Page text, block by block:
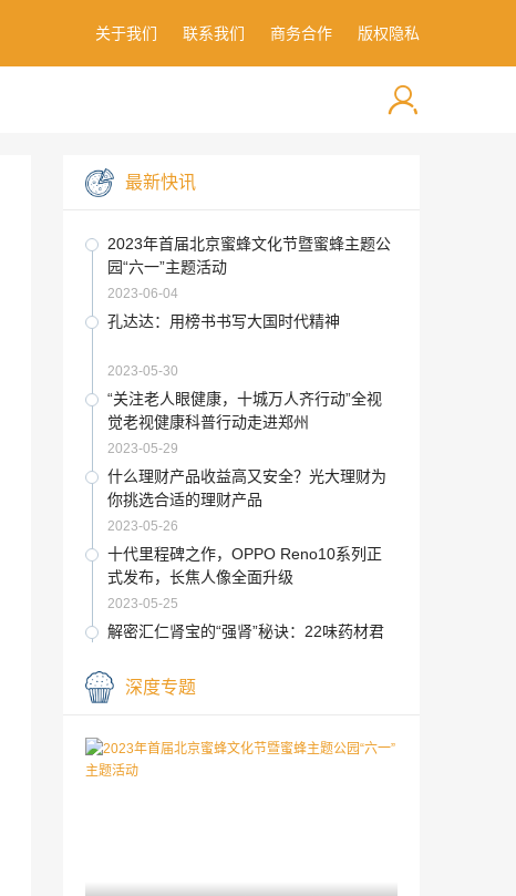
关于我们 联系我们 商务合作 版权隐私
最新快讯
2023年首届北京蜜蜂文化节暨蜜蜂主题公
园“六一”主题活动
2023-06-04
孔达达：用榜书书写大国时代精神
2023-05-30
“关注老人眼健康，十城万人齐行动”全视
觉老视健康科普行动走进郑州
2023-05-29
什么理财产品收益高又安全？光大理财为
你挑选合适的理财产品
2023-05-26
十代里程碑之作，OPPO Reno10系列正
式发布，长焦人像全面升级
2023-05-25
解密汇仁肾宝的“强肾”秘诀：22味药材君
2023-05-23
用成果
2023-05-22
深度专题